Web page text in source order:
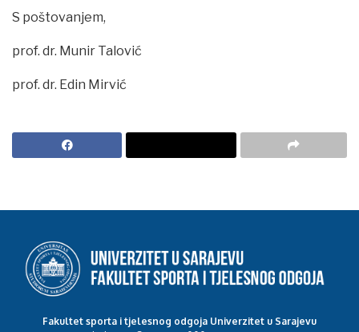
S poštovanjem,
prof. dr. Munir Talović
prof. dr. Edin Mirvić
Fakultet sporta i tjelesnog odgoja Univerzitet u Sarajevu